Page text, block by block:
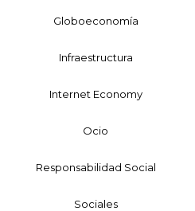
Globoeconomía
Infraestructura
Internet Economy
Ocio
Responsabilidad Social
Sociales